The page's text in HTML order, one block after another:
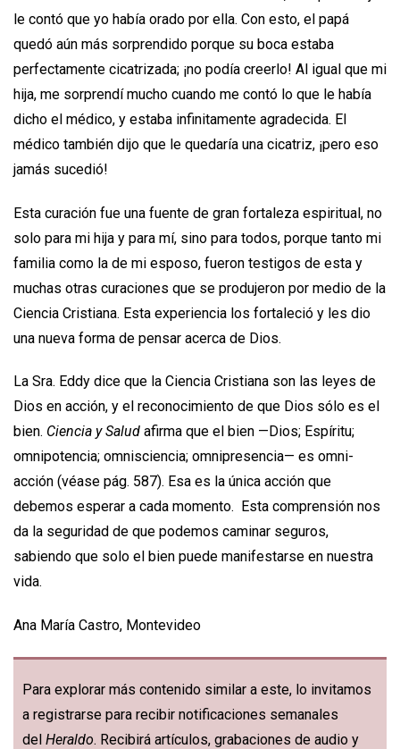
le contó que yo había orado por ella. Con esto, el papá
quedó aún más sorprendido porque su boca estaba
perfectamente cicatrizada; ¡no podía creerlo! Al igual que mi
hija, me sorprendí mucho cuando me contó lo que le había
dicho el médico, y estaba infinitamente agradecida. El
médico también dijo que le quedaría una cicatriz, ¡pero eso
jamás sucedió!
Esta curación fue una fuente de gran fortaleza espiritual, no
solo para mi hija y para mí, sino para todos, porque tanto mi
familia como la de mi esposo, fueron testigos de esta y
muchas otras curaciones que se produjeron por medio de la
Ciencia Cristiana. Esta experiencia los fortaleció y les dio
una nueva forma de pensar acerca de Dios.
La Sra. Eddy dice que la Ciencia Cristiana son las leyes de
Dios en acción, y el reconocimiento de que Dios sólo es el
bien. Ciencia y Salud afirma que el bien —Dios; Espíritu;
omnipotencia; omnisciencia; omnipresencia— es omni-
acción (véase pág. 587). Esa es la única acción que
debemos esperar a cada momento. Esta comprensión nos
da la seguridad de que podemos caminar seguros,
sabiendo que solo el bien puede manifestarse en nuestra
vida.
Ana María Castro, Montevideo
Para explorar más contenido similar a este, lo invitamos
a registrarse para recibir notificaciones semanales
del Heraldo. Recibirá artículos, grabaciones de audio y